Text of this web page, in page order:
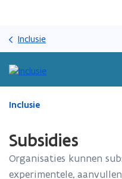
Inclusie
Gedaan
bevindt
Inclusie
Subsidies
Organisaties kunnen
experimentele,